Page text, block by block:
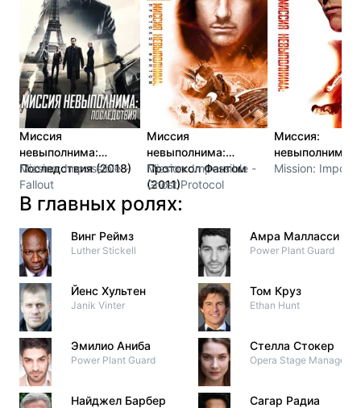
Миссия
невыполнима:
Последствия (2018)
Mission: Impossible -
Fallout
Миссия
невыполнима:
Протокол Фантом
(2011)
Mission: Impossible -
Ghost Protocol
Миссия:
невыполнима
Mission:
В главных ролях:
Винг Реймз
Luther Stickell
Йенс Хультен
Janik Vinter
Эмилио Аниба
Power Plant Guard
Найджел Барбер
Амра Малласси
Power Plant Guard
Том Круз
Ethan Hunt
Стелла Стокер
Opera Stage Manager
Сагар Радиа